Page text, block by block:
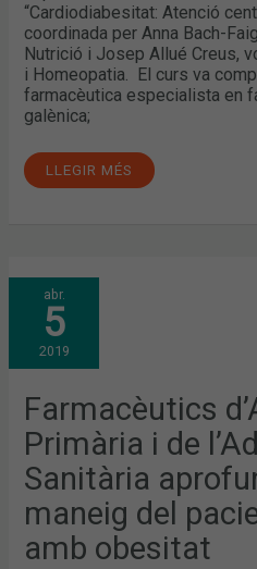
“Cardiodiabesitat: Atenció
coordinada per Anna Bach-
Nutrició i Josep Allué Creus,
i Homeopatia. El curs va
farmacèutica especialista en
galènica;
LLEGIR MÉS
abr.
5
2019
Farmacèutics
Primària i de
Sanitària
maneig del
amb obesitat
FARMACÈUTICS
D’ATENCIÓ
PRIMÀRIA
I
DE
L’ADMINISTRACIÓ
SANITÀRIA
EL
MANEIG
DEL
PACIENT
DIABÈTIC
AMB
OBESITAT